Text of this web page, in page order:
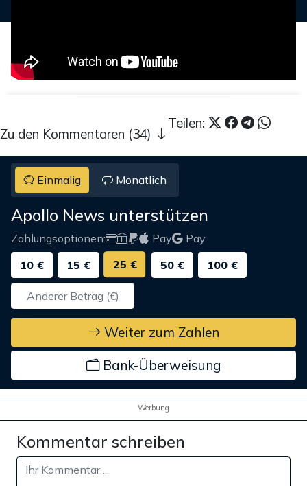
Teilen:
Zu den Kommentaren (34)
Einmalig Monatlich
Apollo News unterstützen
Zahlungsoptionen: Pay
Pay
10 €
15 € 25 € 50 € 100 €
Weiter zum Zahlen
Bank-Überweisung
Werbung
Kommentar schreiben